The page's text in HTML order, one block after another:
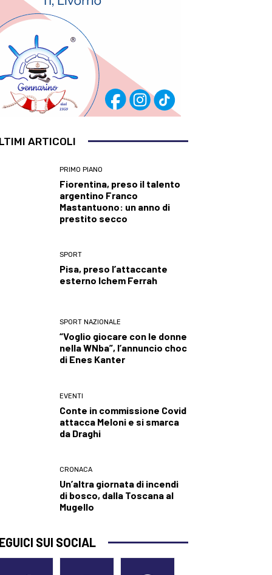
ARTICOLI
PRIMO PIANO
Fiorentina, preso il talento
argentino Franco
Mastantuono: un anno di
prestito secco
SPORT
Pisa, preso l’attaccante
esterno Ichem Ferrah
SPORT NAZIONALE
“Voglio giocare con le donne
nella WNba”, l’annuncio choc
di Enes Kanter
EVENTI
Conte in commissione Covid
attacca Meloni e si smarca
da Draghi
CRONACA
Un’altra giornata di incendi
di bosco, dalla Toscana al
Mugello
SUI SOCIAL